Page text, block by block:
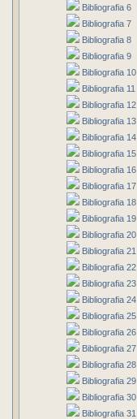
Bibliografia 6
Bibliografia 7
Bibliografia 8
Bibliografia 9
Bibliografia 10
Bibliografia 11
Bibliografia 12
Bibliografia 13
Bibliografia 14
Bibliografia 15
Bibliografia 16
Bibliografia 17
Bibliografia 18
Bibliografia 19
Bibliografia 20
Bibliografia 21
Bibliografia 22
Bibliografia 23
Bibliografia 24
Bibliografia 25
Bibliografia 26
Bibliografia 27
Bibliografia 28
Bibliografia 29
Bibliografia 30
Bibliografia 31